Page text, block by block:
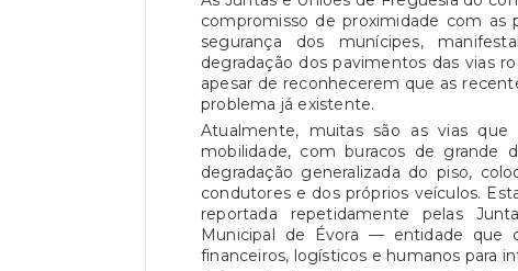
compromisso de proximidade com as
segurança dos munícipes,
degradação dos pavimentos das vias
apesar de reconhecerem que as
problema já existente.
Atualmente, muitas são as vias
mobilidade, com buracos de grande
degradação generalizada do piso,
condutores e dos próprios veículos.
reportada repetidamente pelas
Municipal de Évora — entidade
financeiros, logísticos e humanos para